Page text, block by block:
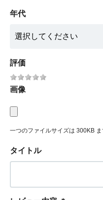
年代
評価
画像
一つのファイルサイズは 300KB ま
タイトル